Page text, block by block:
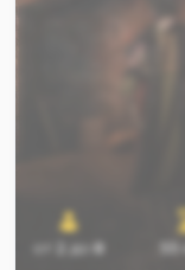
до 8 55